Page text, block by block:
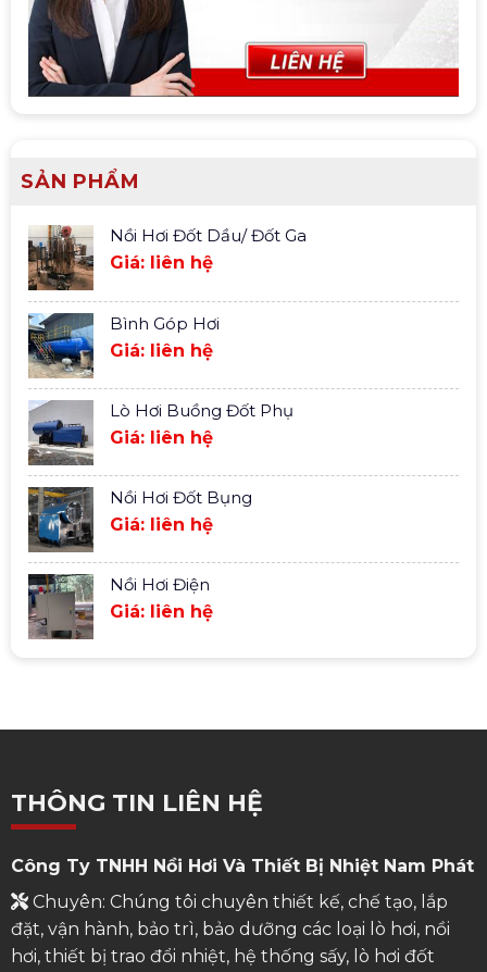
SẢN PHẨM
Nồi Hơi Đốt Dầu/ Đốt Ga
Giá: liên hệ
Bình Góp Hơi
Giá: liên hệ
Lò Hơi Buồng Đốt Phụ
Giá: liên hệ
Nồi Hơi Đốt Bụng
Giá: liên hệ
Nồi Hơi Điện
Giá: liên hệ
THÔNG TIN LIÊN HỆ
Công Ty TNHH Nồi Hơi Và Thiết Bị Nhiệt Nam Phát
Chuyên: Chúng tôi chuyên thiết kế, chế tạo, lắp
đặt, vận hành, bảo trì, bảo dưỡng các loại lò hơi, nồi
hơi, thiết bị trao đổi nhiệt, hệ thống sấy, lò hơi đốt